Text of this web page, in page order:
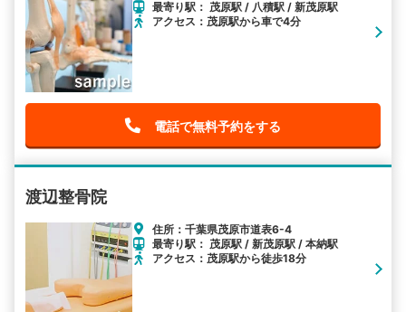
最寄り駅： 茂原駅 / 八積駅 / 新茂原駅
アクセス：茂原駅から車で4分
電話で無料予約をする
渡辺整骨院
住所：千葉県茂原市道表6-4
最寄り駅： 茂原駅 / 新茂原駅 / 本納駅
アクセス：茂原駅から徒歩18分